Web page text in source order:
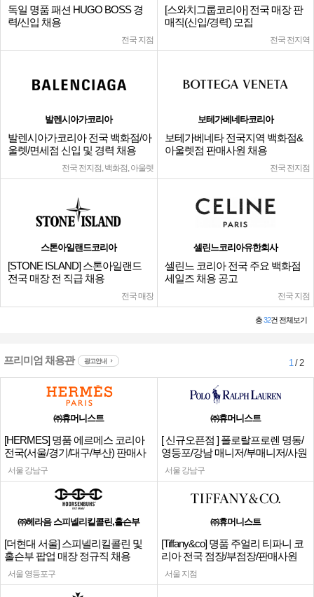
독일 명품 패션 HUGO BOSS 경
력/신입 채용
전국 지점
[스와치그룹코리아] 전국 매장 판
매직(신입/경력) 모집
전국 전지역
발렌시아가코리아
발렌시아가코리아 전국 백화점/아
울렛/면세점 신입 및 경력 채용
전국 전지점, 백화점, 아울렛
보테가베네타코리아
보테가베네타 전국지역 백화점&
아울렛점 판매사원 채용
전국 전지점
스톤아일랜드코리아
[STONE ISLAND] 스톤아일랜드
전국 매장 전 직급 채용
전국 매장
셀린느코리아유한회사
셀린느 코리아 전국 주요 백화점
세일즈 채용 공고
전국 지점
총32건 전체보기
프리미엄 채용관 광고안내 1/ 2
㈜휴머니스트
[HERMES] 명품 에르메스 코리아
전국(서울/경기/대구/부산) 판매사
원
서울 강남구
㈜휴머니스트
[ 신규오픈점 ] 폴로랄프로렌 명동/
영등포/강남 매니저/부매니저/사원
서울 강남구
㈜헤라음 스피넬리킬콜린,홀슨부
[더현대 서울] 스피넬리킬콜린 및
홀슨부 팝업 매장 정규직 채용
서울 영등포구
㈜휴머니스트
[Tiffany&co] 명품 주얼리 티파니 코
리아 전국 점장/부점장/판매사원
서울 지점